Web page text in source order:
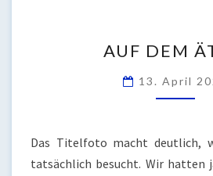
DEM
ÄTNA
AUF DEM
13. April
Das Titelfoto macht deutlich,
tatsächlich besucht. Wir hatten